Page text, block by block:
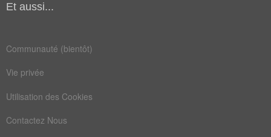
Et aussi...
Communauté (bientôt)
Vie privée
Utilisation des Cookies
Contactez Nous